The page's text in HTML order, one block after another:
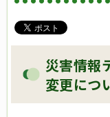
災害情報
変更につ